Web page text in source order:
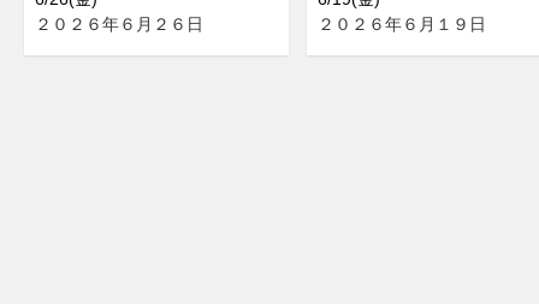
２０２６年６月２６日
２０２６年６月１９日